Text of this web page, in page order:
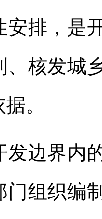
安排 ， 是
、核发城
。
边界内
门组织编